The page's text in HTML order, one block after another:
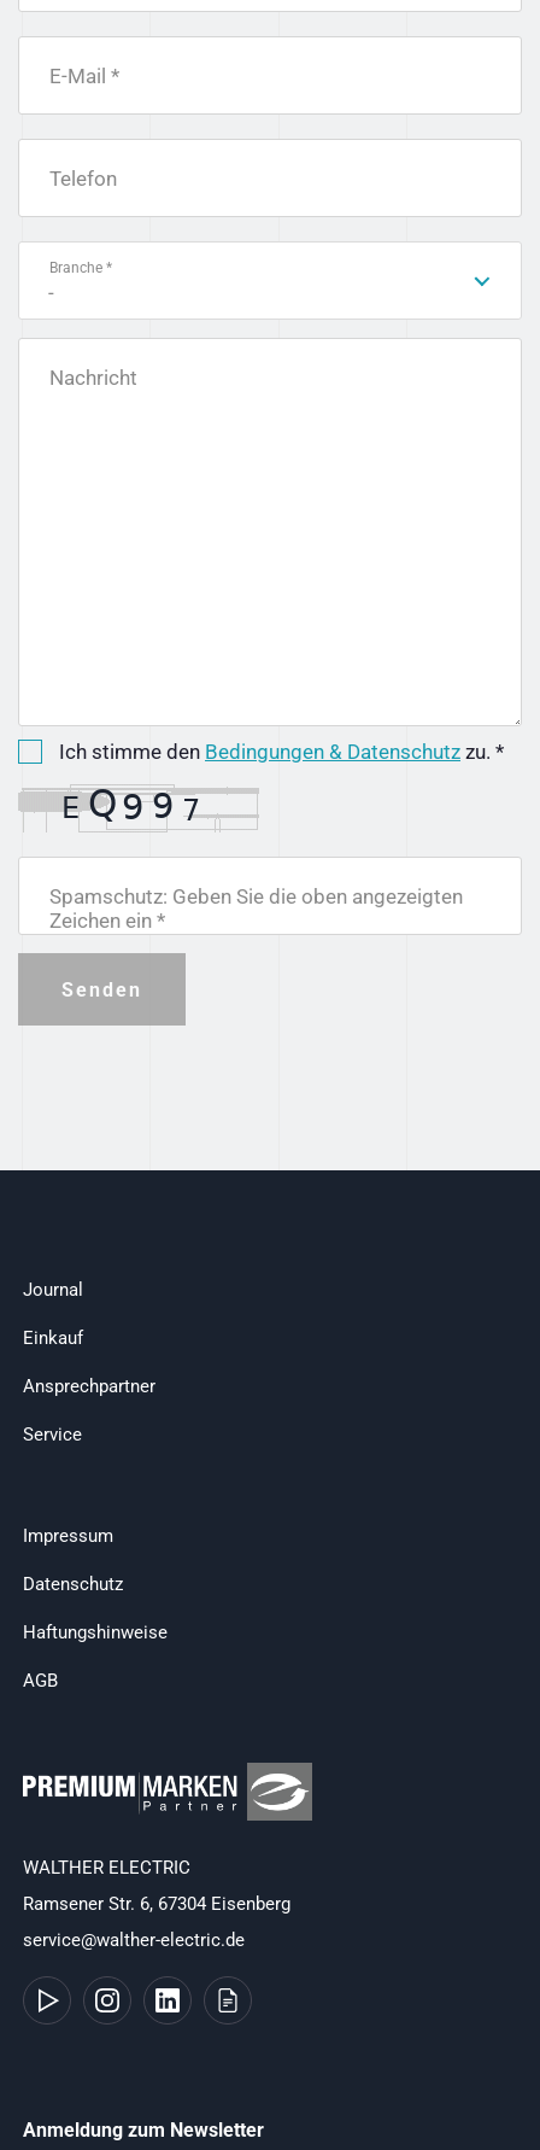
E-Mail *
Telefon
Branche *
-
Nachricht
Ich stimme den Bedingungen & Datenschutz zu. *
Spamschutz: Geben Sie die oben angezeigten
Zeichen ein *
Senden
Journal
Einkauf
Ansprechpartner
Service
Impressum
Datenschutz
Haftungshinweise
AGB
WALTHER ELECTRIC
Ramsener Str. 6, 67304 Eisenberg
service@walther-electric.de
Anmeldung zum Newsletter